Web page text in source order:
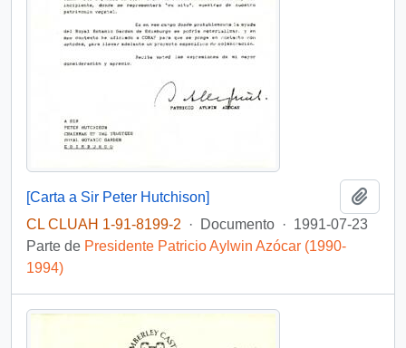
[Carta a Sir Peter Hutchison]
CL CLUAH 1-91-8199-2
· Documento · 1991-07-23
Parte de Presidente Patricio Aylwin Azócar (1990-
1994)